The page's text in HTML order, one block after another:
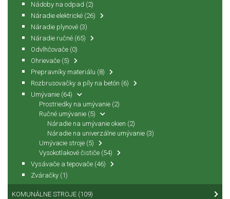
Nádoby na odpad (2)
Náradie elektrické (26)
Náradie plynové (3)
Náradie ručné (65)
Odvlhčovače (0)
Ohrievače (5)
Prepravníky materiálu (8)
Rozbrusovačky a píly na betón (6)
Umývanie (64)
Prostriedky na umývanie (2)
Ručné umývanie (5)
Náradie na umývanie okien (2)
Náradie na univerzálne umývanie (3)
Umývacie stroje (5)
Vysokotlakové čističe (54)
Vysávače a tepovače (46)
Zváračky (1)
KOMUNÁLNE STROJE (109)